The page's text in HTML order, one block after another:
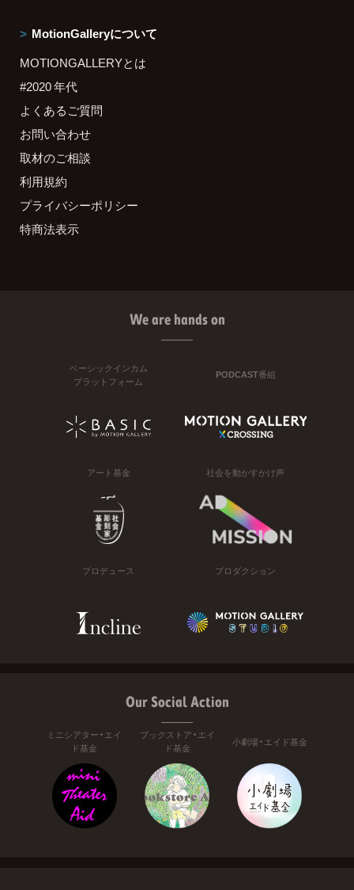
MotionGalleryについて
MOTIONGALLERYとは
#2020 年代
よくあるご質問
お問い合わせ
取材のご相談
利用規約
プライバシーポリシー
特商法表示
We are hands on
ベーシックインカム
プラットフォーム
PODCAST番組
アート基金 社会を動かすかけ声
プロデュース プロダクション
Our Social Action
ミニシアター・エイ
ド基金
ブックストア・エイ
ド基金
小劇場・エイド基金